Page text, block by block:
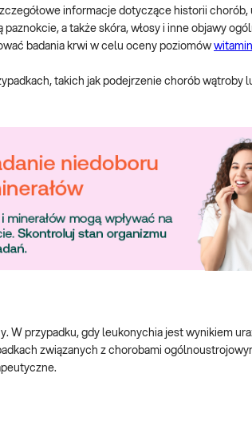
informacje dotyczące historii
paznokcie, a także skóra, włosy i inne objawy
badania krwi w celu oceny poziomów
takich jak podejrzenie chorób wątroby
W przypadku, gdy leukonychia jest wynikiem
związanych z chorobami